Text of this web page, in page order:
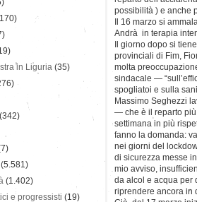
possibilità ) e anche
Il 16 marzo si
Andrà in terapia
Il giorno dopo si
provinciali di Fim,
molta
sindacale —
spogliatoi e sulla
Massimo Seghezzi
— che è il reparto più
settimana in più
fanno la domanda:
nei giorni del
di sicurezza messe
mio avviso,
da alcol e acqua per
riprendere ancora in
in Liguria (35)
(342)
(5.581)
(1.402)
e progressisti (19)